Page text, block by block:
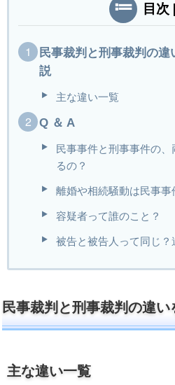
目次
民事裁判と刑事裁判の
説
主な違い一覧
Q ＆ A
民事事件と刑事事件の
るの？
離婚や相続騒動は民事事
容疑者って誰のこと？
被告と被告人って同じ？
民事裁判と刑事裁判の違
主な違い一覧